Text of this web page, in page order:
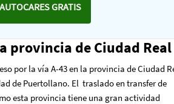
GRATIS
provincia de Ciudad Real
por la vía A-43 en la provincia de Ciudad
de Puertollano. El traslado en transfer de
esta provincia tiene una gran actividad